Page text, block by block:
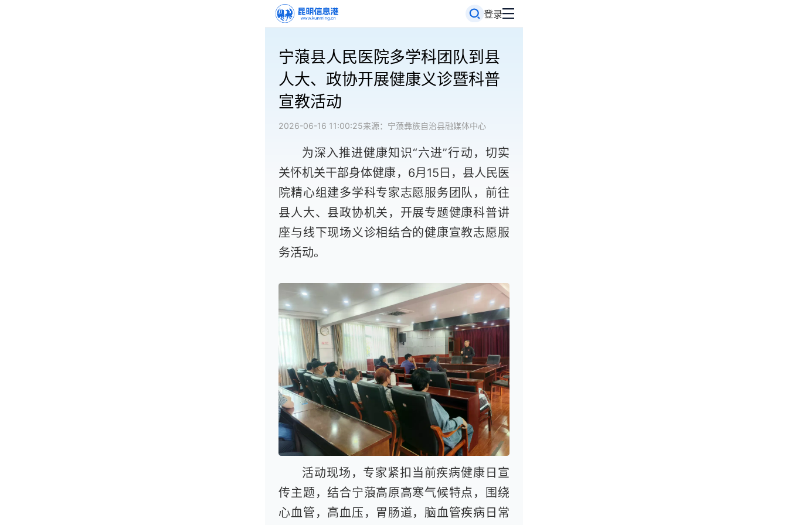
登录
宁蒗县人民医院多学科团队到县
人大、政协开展健康义诊暨科普
宣教活动
2026-06-16 11:00:25来源：宁蒗彝族自治县融媒体中心
为深入推进健康知识“六进”行动，切实
关怀机关干部身体健康，6月15日，县人民医
院精心组建多学科专家志愿服务团队，前往
县人大、县政协机关，开展专题健康科普讲
座与线下现场义诊相结合的健康宣教志愿服
务活动。
活动现场，专家紧扣当前疾病健康日宣
传主题，结合宁蒗高原高寒气候特点，围绕
心血管，高血压，胃肠道，脑血管疾病日常